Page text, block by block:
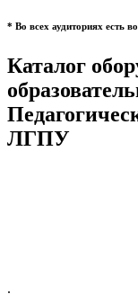
* Во всех аудиториях есть
Каталог
ЛГПУ
.